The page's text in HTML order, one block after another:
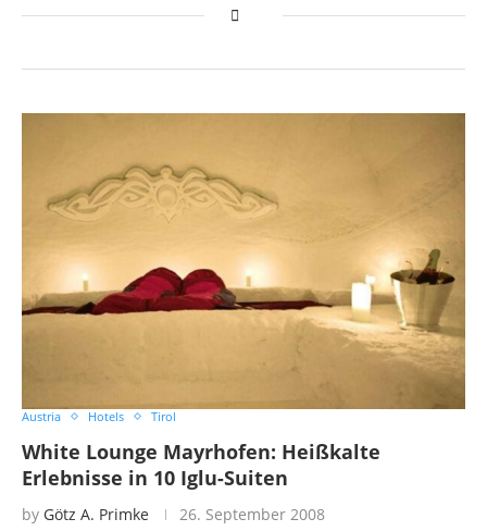
Austria Hotels Tirol
White Lounge Mayrhofen: Heißkalte
Erlebnisse in 10 Iglu-Suiten
by Götz A. Primke 26. September 2008